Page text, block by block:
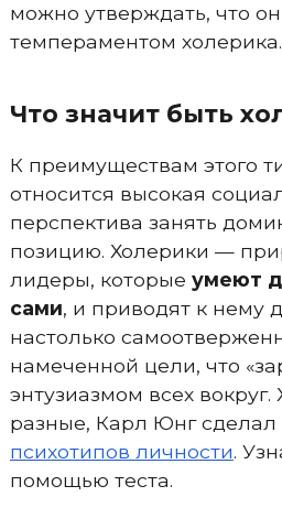
можно утверждать, что
темпераментом холерика.
Что значит быть
К преимуществам этого
относится высокая
перспектива занять
позицию. Холерики —
лидеры, которые умеют
сами, и приводят к нему
настолько
намеченной цели, что
энтузиазмом всех
разные, Карл Юнг сделал
психотипов личности.
помощью теста.